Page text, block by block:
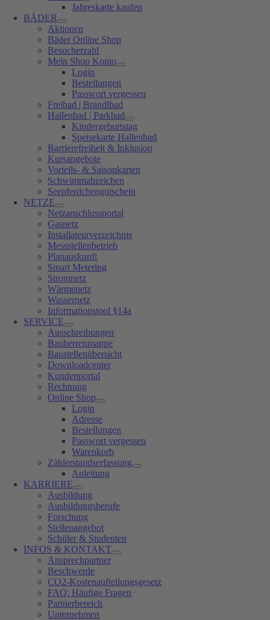
Jahreskarte kaufen
BÄDER
Aktionen
Bäder Online Shop
Besucherzahl
Mein Shop Konto
Login
Bestellungen
Passwort vergessen
Freibad | Brandlbad
Hallenbad | Parkbad
Kindergeburtstag
Speisekarte Hallenbad
Barrierefreiheit & Inklusion
Kursangebote
Vorteils- & Saisonkarten
Schwimmabzeichen
Seepferdchengutschein
NETZE
Netzanschlussportal
Gasnetz
Installateurverzeichnis
Messstellenbetrieb
Planauskunft
Smart Metering
Stromnetz
Wärmenetz
Wassernetz
Informationstool §14a
SERVICE
Ausschreibungen
Bauherrenmappe
Baustellenübersicht
Downloadcenter
Kundenportal
Rechnung
Online Shop
Login
Adresse
Bestellungen
Passwort vergessen
Warenkorb
Zählerstandserfassung
Anleitung
KARRIERE
Ausbildung
Ausbildungsberufe
Forschung
Stellenangebot
Schüler & Studenten
INFOS & KONTAKT
Ansprechpartner
Beschwerde
CO2-Kostenaufteilungsgesetz
FAQ: Häufige Fragen
Partnerbereich
Unternehmen